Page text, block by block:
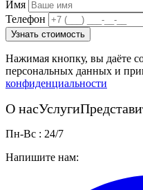
Имя
Телефон
Узнать стоимость
Нажимая кнопку, вы даёте
персональных данных и
конфиденциальности
О насУслуги
Пн-Вс : 24/7
Напишите нам: